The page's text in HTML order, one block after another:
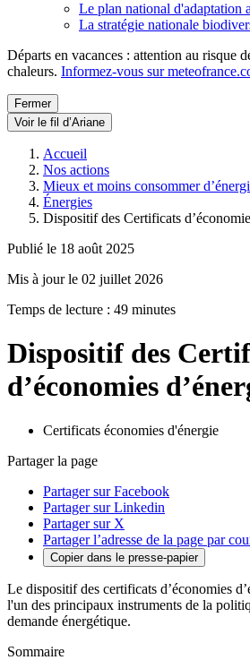
Le plan national d'adaptation
La stratégie nationale
Départs en vacances : attention au risque
chaleurs. Informez-vous sur
Fermer
Voir le fil d’Ariane
Accueil
Nos actions
Mieux et moins consommer
Énergies
Dispositif des Certificats
Publié le 18 août 2025
Mis à jour le 02 juillet 2026
Temps de lecture : 49 minutes
Dispositif des
d’économies
Certificats économies d'énergie
Partager la page
Partager sur Facebook
Partager sur Linkedin
Partager sur X
Partager l’adresse de la page par
Copier dans le presse-papier
Le dispositif des certificats d’économies
l'un des principaux instruments de la
demande énergétique.
Sommaire